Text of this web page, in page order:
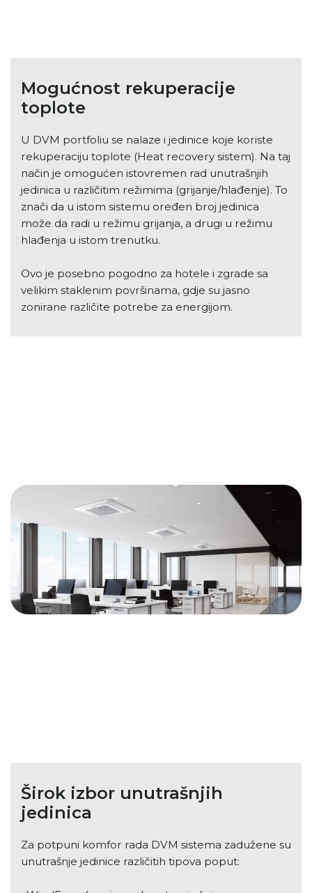
Mogućnost rekuperacije
toplote
U DVM portfoliu se nalaze i jedinice koje koriste
rekuperaciju toplote (Heat recovery sistem). Na taj
način je omogućen istovremen rad unutrašnjih
jedinica u različitim režimima (grijanje/hlađenje). To
znači da u istom sistemu oređen broj jedinica
može da radi u režimu grijanja, a drugi u režimu
hlađenja u istom trenutku.
Ovo je posebno pogodno za hotele i zgrade sa
velikim staklenim površinama, gdje su jasno
zonirane različite potrebe za energijom.
Širok izbor unutrašnjih
jedinica
Za potpuni komfor rada DVM sistema zadužene su
unutrašnje jedinice različitih tipova poput: